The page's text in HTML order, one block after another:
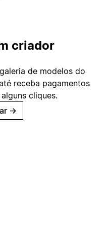
criador
de modelos do
receba pagamentos
cliques.
→